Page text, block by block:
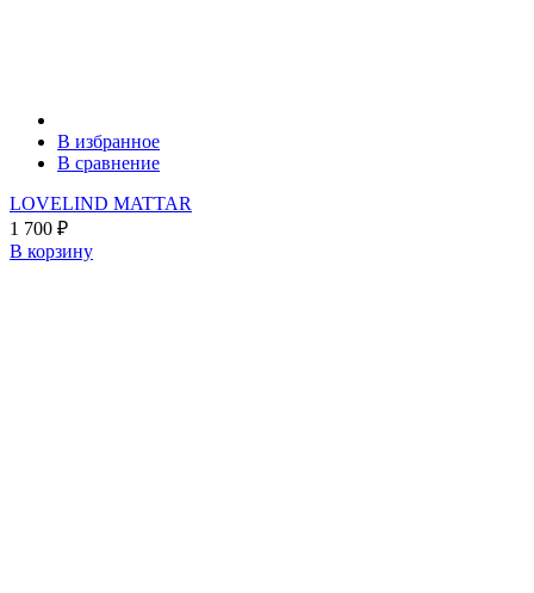
В избранное
В сравнение
LOVELIND MATTAR
1 700 ₽
В корзину